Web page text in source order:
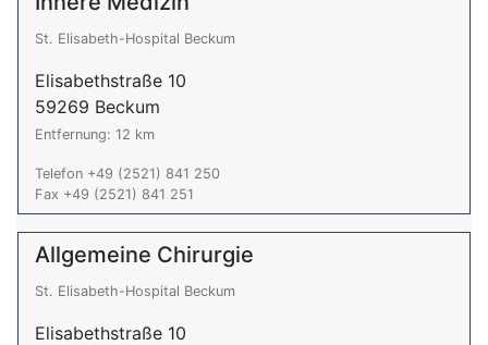
St. Elisabeth-Hospital Beckum
Elisabethstraße 10
59269 Beckum
Entfernung: 12 km
Telefon +49 (2521) 841 250
Fax +49 (2521) 841 251
Allgemeine Chirurgie
St. Elisabeth-Hospital Beckum
Elisabethstraße 10